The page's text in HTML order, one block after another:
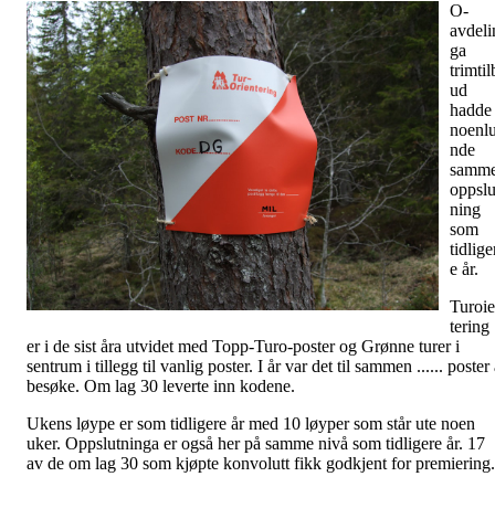
O-
ga
ud
hadde
nde
ning
som
e år.
tering
er i de sist åra utvidet med Topp-Turo-poster og Grønne turer i
sentrum i tillegg til vanlig poster. I år var det til sammen ...... poster
besøke. Om lag 30 leverte inn kodene.
Ukens løype er som tidligere år med 10 løyper som står ute noen
uker. Oppslutninga er også her på samme nivå som tidligere år. 17
av de om lag 30 som kjøpte konvolutt fikk godkjent for premiering.